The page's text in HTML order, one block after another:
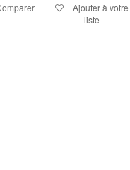
Ajouter à votre
liste